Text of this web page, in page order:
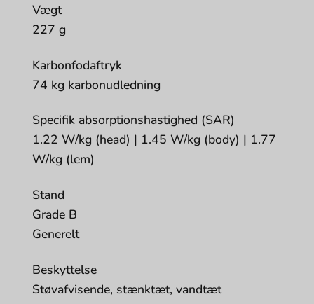
Vægt
227 g
Karbonfodaftryk
74 kg karbonudledning
Specifik absorptionshastighed (SAR)
1.22 W/kg (head) | 1.45 W/kg (body) | 1.77
W/kg (lem)
Stand
Grade B
Generelt
Beskyttelse
Støvafvisende, stænktæt, vandtæt